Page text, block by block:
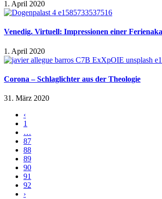
1. April 2020
Venedig. Virtuell: Impressionen einer
1. April 2020
Corona – Schlaglichter aus der Theologie
31. März 2020
‹
1
…
87
88
89
90
91
92
›